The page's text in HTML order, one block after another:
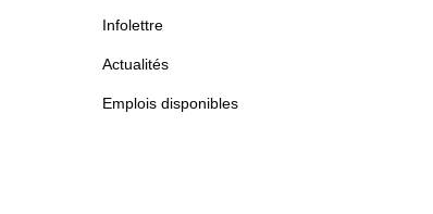
Infolettre
Actualités
Emplois disponibles